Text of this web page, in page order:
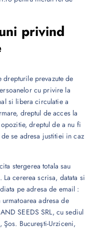
privind
prevazute de
cu privire la
si libera circulatie a
dreptul de acces la
dreptul de a nu fi
se adresa justitiei in caz
stergerea totala sau
cererea scrisa, datata si
pe adresa de email :
adresa de
SEEDS SRL, cu sediul
Şos. Bucureşti-Urziceni,